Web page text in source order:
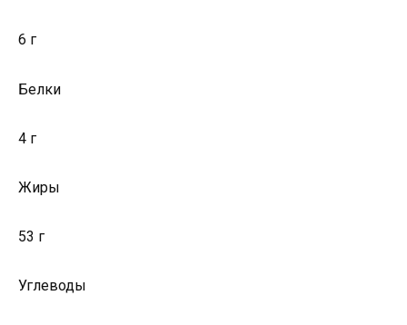
6 г
Белки
4 г
Жиры
53 г
Углеводы